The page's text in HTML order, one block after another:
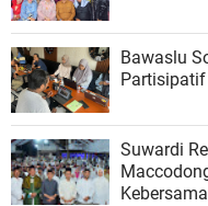
Bawaslu
Suwardi